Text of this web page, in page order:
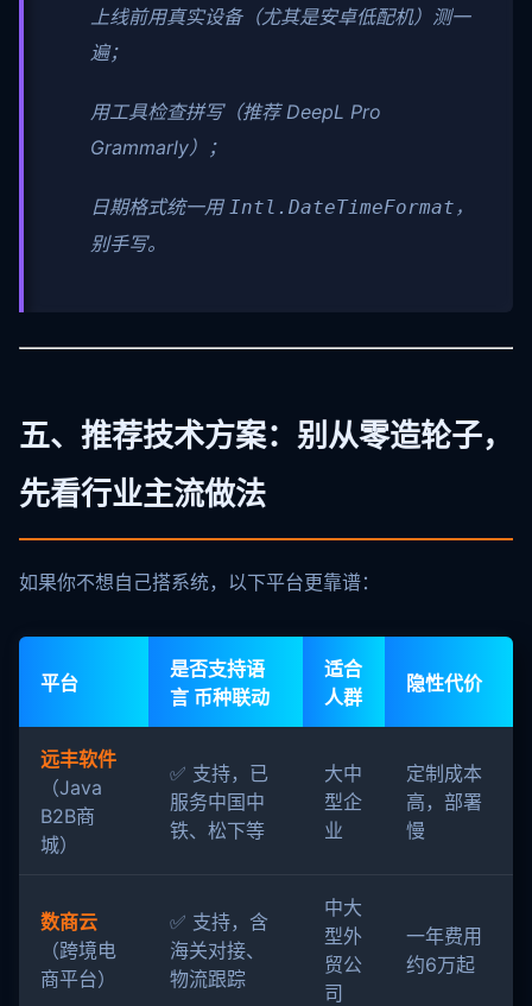
上线前用真实设备（尤其是安卓低配机）测一
遍；
用工具检查拼写（推荐 DeepL Pro
Grammarly）；
日期格式统一用 Intl.DateTimeFormat ，
别手写。
五、推荐技术方案：别从零造轮子，
先看行业主流做法
如果你不想自己搭系统，以下平台更靠谱：
平台
是否支持语
言 币种联动
适合
人群
隐性代价
远丰软件
（Java
B2B商
城）
✅ 支持，已
服务中国中
铁、松下等
大中
型企
业
定制成本
高，部署
慢
数商云
（跨境电
商平台）
✅ 支持，含
海关对接、
物流跟踪
中大
型外
贸公
司
一年费用
约6万起